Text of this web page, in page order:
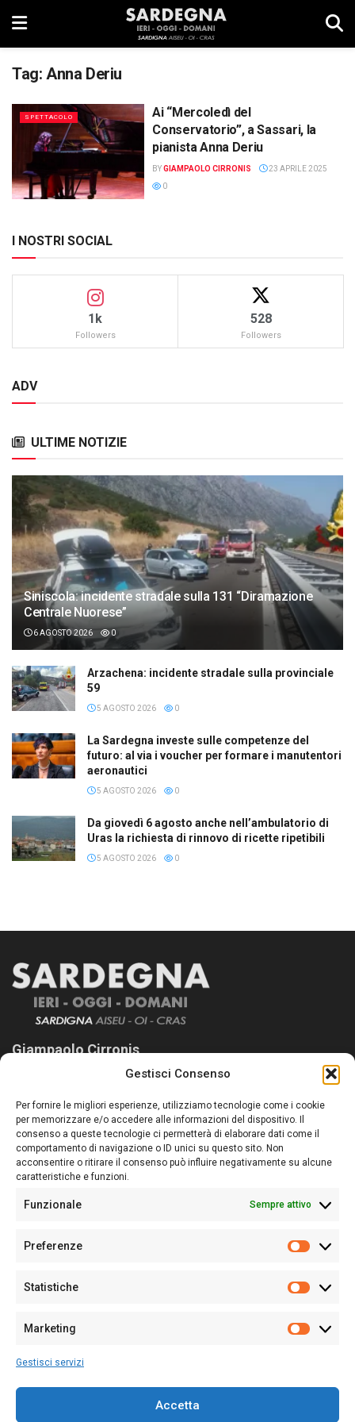
Gestisci Consenso
Per fornire le migliori esperienze, utilizziamo tecnologie come i cookie
per memorizzare e/o accedere alle informazioni del dispositivo. Il
consenso a queste tecnologie ci permetterà di elaborare dati come il
comportamento di navigazione o ID unici su questo sito. Non
acconsentire o ritirare il consenso può influire negativamente su alcune
caratteristiche e funzioni.
Funzionale Sempre attivo
Preferenze
Statistiche
Marketing
Gestisci servizi
Accetta
Tag: Anna Deriu
SPETTACOLO
Ai “Mercoledì del
Conservatorio”, a Sassari, la
pianista Anna Deriu
BYGIAMPAOLO CIRRONIS
23 APRILE 2025
0
I NOSTRI SOCIAL
1k
Followers
528
Followers
ADV
ULTIME NOTIZIE
Siniscola: incidente stradale sulla 131 “Diramazione
Centrale Nuorese”
6 AGOSTO 2026 0
Arzachena: incidente stradale sulla provinciale
59
5 AGOSTO 2026 0
La Sardegna investe sulle competenze del
futuro: al via i voucher per formare i manutentori
aeronautici
5 AGOSTO 2026 0
Da giovedì 6 agosto anche nell’ambulatorio di
Uras la richiesta di rinnovo di ricette ripetibili
5 AGOSTO 2026 0
Giampaolo Cirronis
Sardegna Ieri-Oggi-Domani nasce per informare “liberamente” i
nostro passato e, soprattutto, al nostro futuro
Follow Us
Sede:Via Cristoforo Colombo 09013 Carbonia
Partita IVA02270380922
128/2020 del 10/02/2020
Per la Pubblicità: